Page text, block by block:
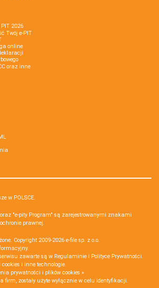
2026
Twój e-PIT
online
oraz inne
w POLSCE.
"e-pity Program" są zarejestrowanymi znakami
prawnej.
Copyright 2009-2026 e-file sp. z o.o.
zawarte są w Regulaminie i Polityce Prywatności.
cookies i inne technologie.
prywatności i plików cookies »
firm, zostały użyte wyłącznie w celu identyfikacji.